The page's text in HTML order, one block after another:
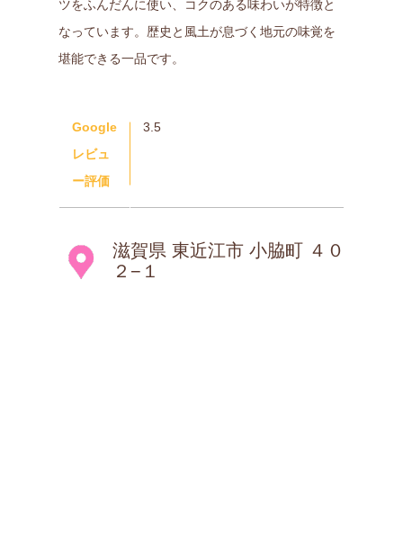
ツをふんだんに使い、コクのある味わいが特徴と
なっています。歴史と風土が息づく地元の味覚を
堪能できる一品です。
Google
レビュ
ー評価
3.5
滋賀県 東近江市 小脇町 ４０
２−１